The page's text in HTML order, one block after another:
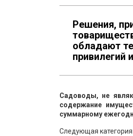
Решения,
обладают
привилегий
Садоводы, не
содержание
суммарному
Следующая